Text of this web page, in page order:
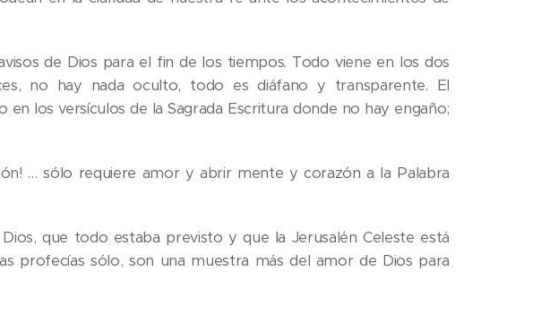
de Dios para el fin de los tiempos. Todo viene en los dos
no hay nada oculto, todo es diáfano y transparente. El
los versículos de la Sagrada Escritura donde no hay engaño;
… sólo requiere amor y abrir mente y corazón a la Palabra
que todo estaba previsto y que la Jerusalén Celeste está
profecías sólo, son una muestra más del amor de Dios para